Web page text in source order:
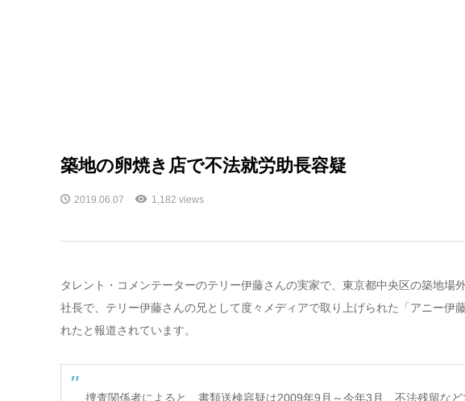
築地の卵焼き店で不法就労助長容疑
2019.06.07 1,182 views
タレント・コメンテーターのテリー伊藤さんの実家で、東京都中央区の築地場
社長で、テリー伊藤さんの兄として度々メディアで取り上げられた「アニー伊
れたと報道されています。
捜査関係者によると、書類送検容疑は2009年9月～今年3月、不法残留な